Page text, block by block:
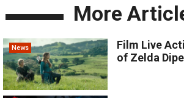
More
News
Film Live
of Zelda